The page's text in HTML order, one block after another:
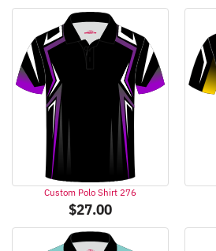
Custom Polo Shirt 276
$27.00